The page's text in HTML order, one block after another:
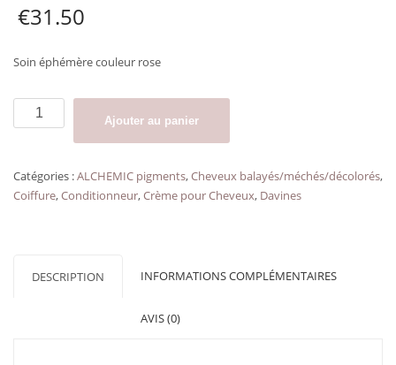
€31.50
Soin éphémère couleur rose
quantité
de
rose
ALCHEMIC
Ajouter au panier
Catégories :ALCHEMIC pigments,Cheveux balayés/méchés/décolorés,
Coiffure,Conditionneur,Crème pour Cheveux, Davines
DESCRIPTION INFORMATIONS COMPLÉMENTAIRES
AVIS (0)